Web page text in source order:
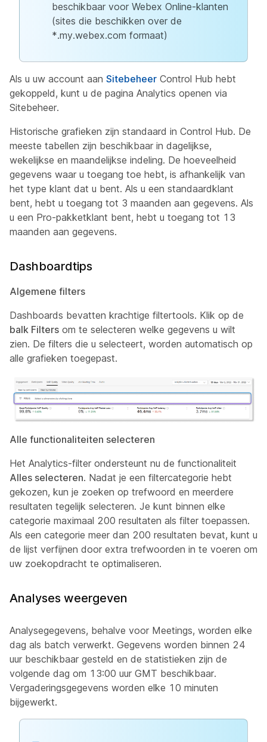
beschikbaar voor Webex Online-klanten
(sites die beschikken over de
*.my.webex.com formaat)
Als u uw account aan Sitebeheer Control Hub hebt
gekoppeld, kunt u de pagina Analytics openen via
Sitebeheer.
Historische grafieken zijn standaard in Control Hub. De
meeste tabellen zijn beschikbaar in dagelijkse,
wekelijkse en maandelijkse indeling. De hoeveelheid
gegevens waar u toegang toe hebt, is afhankelijk van
het type klant dat u bent. Als u een standaardklant
bent, hebt u toegang tot 3 maanden aan gegevens. Als
u een Pro-pakketklant bent, hebt u toegang tot 13
maanden aan gegevens.
Dashboardtips
Algemene filters
Dashboards bevatten krachtige filtertools. Klik op de
balk Filters om te selecteren welke gegevens u wilt
zien. De filters die u selecteert, worden automatisch op
alle grafieken toegepast.
Alle functionaliteiten selecteren
Het Analytics-filter ondersteunt nu de functionaliteit
Alles selecteren. Nadat je een filtercategorie hebt
gekozen, kun je zoeken op trefwoord en meerdere
resultaten tegelijk selecteren. Je kunt binnen elke
categorie maximaal 200 resultaten als filter toepassen.
Als een categorie meer dan 200 resultaten bevat, kunt u
de lijst verfijnen door extra trefwoorden in te voeren om
uw zoekopdracht te optimaliseren.
Analyses weergeven
Analysegegevens, behalve voor Meetings, worden elke
dag als batch verwerkt. Gegevens worden binnen 24
uur beschikbaar gesteld en de statistieken zijn de
volgende dag om 13:00 uur GMT beschikbaar.
Vergaderingsgegevens worden elke 10 minuten
bijgewerkt.